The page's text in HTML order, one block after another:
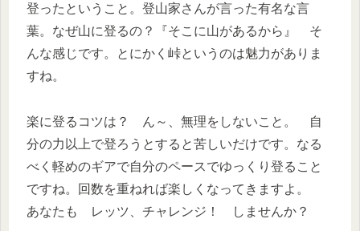
登ったということ。登山家さんが言った有名な言
葉。なぜ山に登るの？『そこに山があるから』 そ
んな感じです。とにかく峠というのは魅力がありま
すね。
楽に登るコツは？ ん～、無理をしないこと。 自
分の力以上で登ろうとすると苦しいだけです。なる
べく軽めのギアで自分のペースでゆっくり登ること
ですね。回数を重ねれば楽しくなってきますよ。
あなたも レッツ、チャレンジ！ しませんか？